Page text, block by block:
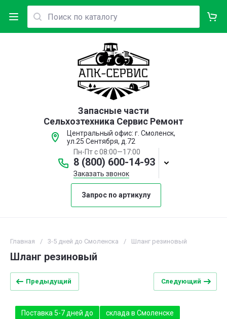
Запасные части
Сельхозтехника Сервис Ремонт
Центральный офис: г. Смоленск,
ул.25 Сентября, д.72
Пн-Пт с 08:00—17:00
8 (800) 600-14-93
Заказать звонок
Запрос по артикулу
Главная / 3-5 дней до Смоленска / Шланг резиновый
Шланг резиновый
Предыдущий Следующий
Поставка 5-7 дней до склада в Смоленске